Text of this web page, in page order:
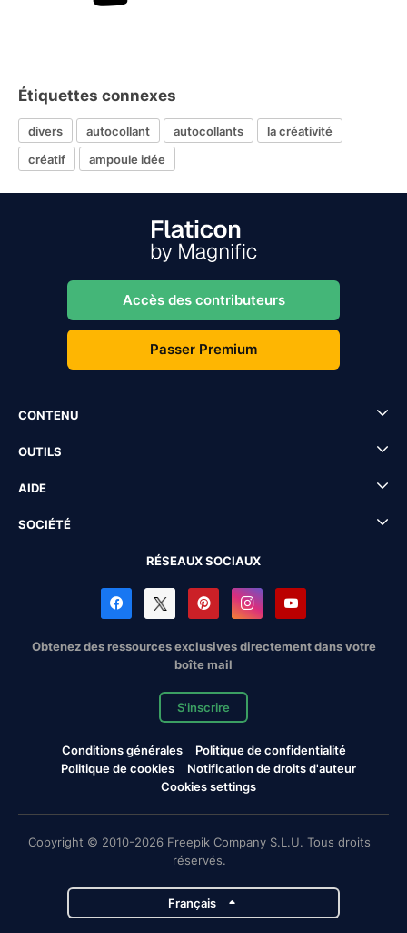
Étiquettes connexes
divers autocollant autocollants
la créativité
créatif
ampoule idée
Accès des contributeurs
Passer Premium
CONTENU
OUTILS
AIDE
SOCIÉTÉ
RÉSEAUX SOCIAUX
Obtenez des ressources exclusives directement dans votre
boîte mail
S'inscrire
Conditions générales
Politique de confidentialité
Politique de cookies
Notification de droits d'auteur
Cookies settings
Copyright © 2010-2026 Freepik Company S.L.U. Tous droits
réservés.
Français